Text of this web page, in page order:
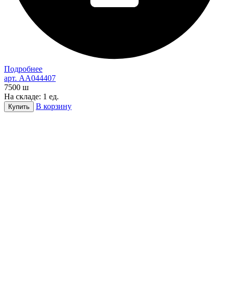
Подробнее
арт. AA044407
7500 ш
На складе: 1 ед.
Купить В корзину